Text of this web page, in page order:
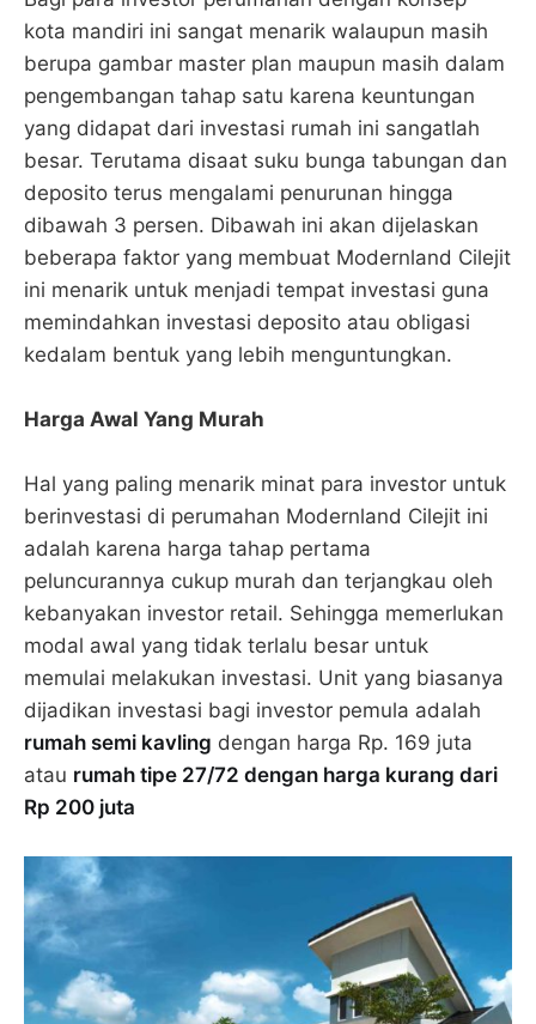
kota mandiri ini sangat menarik walaupun masih
berupa gambar master plan maupun masih dalam
pengembangan tahap satu karena keuntungan
yang didapat dari investasi rumah ini sangatlah
besar. Terutama disaat suku bunga tabungan dan
deposito terus mengalami penurunan hingga
dibawah 3 persen. Dibawah ini akan dijelaskan
beberapa faktor yang membuat Modernland Cilejit
ini menarik untuk menjadi tempat investasi guna
memindahkan investasi deposito atau obligasi
kedalam bentuk yang lebih menguntungkan.
Harga Awal Yang Murah
Hal yang paling menarik minat para investor untuk
berinvestasi di perumahan Modernland Cilejit ini
adalah karena harga tahap pertama
peluncurannya cukup murah dan terjangkau oleh
kebanyakan investor retail. Sehingga memerlukan
modal awal yang tidak terlalu besar untuk
memulai melakukan investasi. Unit yang biasanya
dijadikan investasi bagi investor pemula adalah
rumah semi kavling dengan harga Rp. 169 juta
atau rumah tipe 27/72 dengan harga kurang dari
Rp 200 juta